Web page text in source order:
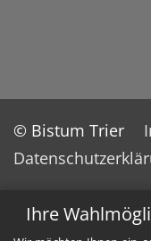
Ihre
© Bistum Trier